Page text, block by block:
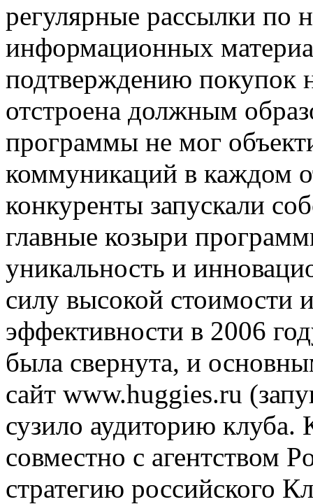
регулярные рассылки по
информационных
подтверждению покупок
отстроена должным
программы не мог
коммуникаций в каждом
конкуренты запускали
главные козыри
уникальность и
силу высокой стоимости
эффективности в 2006
была свернута, и
сайт www.huggies.ru
сузило аудиторию
совместно с агентством
стратегию российского